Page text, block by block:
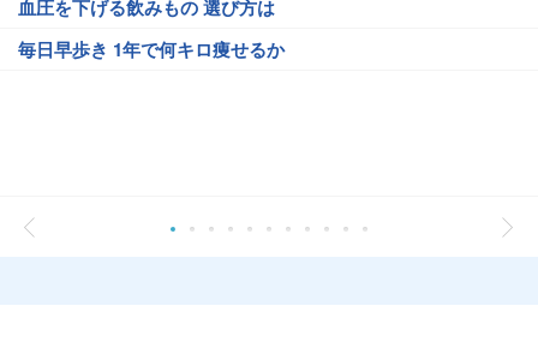
血圧を下げる飲みもの 選び方は
毎日早歩き 1年で何キロ痩せるか